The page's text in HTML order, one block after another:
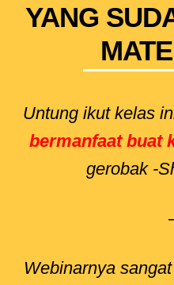
YANG
Untung ikut kelas
bermanfaat buat
gerobak -
Webinarnya